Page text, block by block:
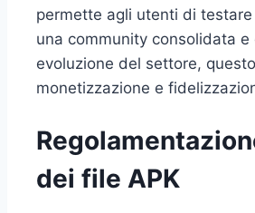
permette agli utenti di
una community consolidata
evoluzione del settore,
monetizzazione e
dei file APK